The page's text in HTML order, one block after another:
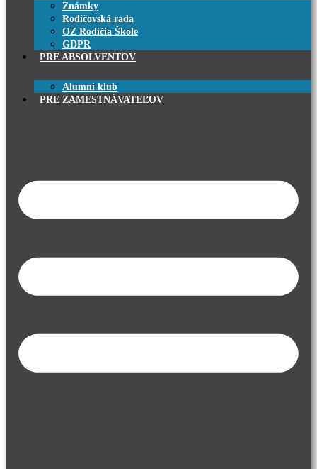
Známky
Rodičovská rada
OZ Rodičia Škole
GDPR
PRE ABSOLVENTOV
Alumni klub
PRE ZAMESTNÁVATEĽOV